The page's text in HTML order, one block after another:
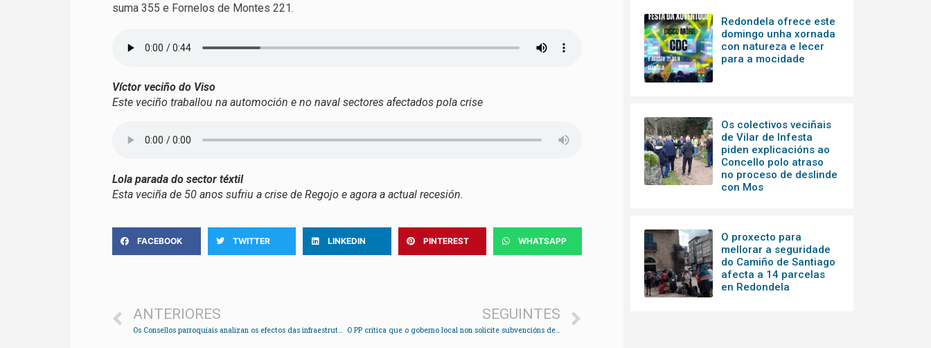
suma 355 e Fornelos de Montes 221.
Víctor veciño do Viso
Este veciño traballou na automoción e no naval sectores afectados pola crise
Lola parada do sector téxtil
Esta veciña de 50 anos sufriu a crise de Regojo e agora a actual recesión.
FACEBOOK TWITTER LINKEDIN PINTEREST WHATSAPP
ANTERIORES
Os Consellos parroquiais analizan os efectos das infraestruturas no territorio
SEGUINTES
O PP critica que o goberno local non solicite subvencións deportivas á Xunta
Redondela ofrece este
domingo unha xornada
con natureza e lecer
para a mocidade
Os colectivos veciñais
de Vilar de Infesta
piden explicacións ao
Concello polo atraso
no proceso de deslinde
con Mos
O proxecto para
mellorar a seguridade
do Camiño de Santiago
afecta a 14 parcelas
en Redondela